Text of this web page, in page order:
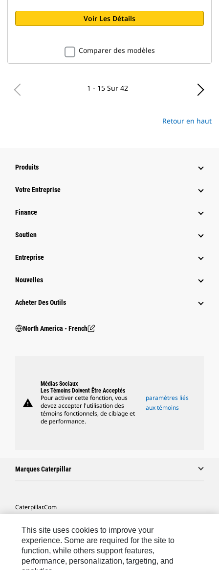
Voir Les Détails
Comparer des modèles
1 - 15 Sur 42
Retour en haut
Produits
Votre Entreprise
Finance
Soutien
Entreprise
Nouvelles
Acheter Des Outils
North America - French
warning
Médias Sociaux
Les Témoins Doivent Être Acceptés
Pour activer cette fonction, vous
devez accepter l'utilisation des
témoins fonctionnels, de ciblage et
de performance.
paramètres liés
aux témoins
Marques Caterpillar
Caterpillar.com
Mes Préférences Marketing
Plan Du Site
This site uses cookies to improve your
experience. Some are required for the site to
function, while others support features,
performance, personalization, targeting, and